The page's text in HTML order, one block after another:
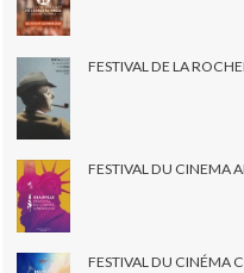
FESTIVAL DE LA
FESTIVAL DU CINEMA
FESTIVAL DU CINÉMA